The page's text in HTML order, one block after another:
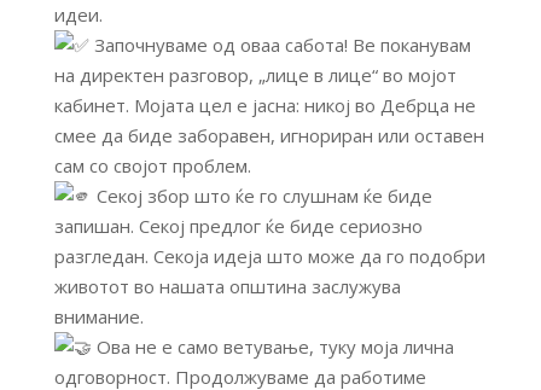
идеи.
Започнуваме од оваа сабота! Ве поканувам
на директен разговор, „лице в лице“ во мојот
кабинет. Мојата цел е јасна: никој во Дебрца не
смее да биде заборавен, игнориран или оставен
сам со својот проблем.
Секој збор што ќе го слушнам ќе биде
запишан. Секој предлог ќе биде сериозно
разгледан. Секоја идеја што може да го подобри
животот во нашата општина заслужува
внимание.
Ова не е само ветување, туку моја лична
одговорност. Продолжуваме да работиме